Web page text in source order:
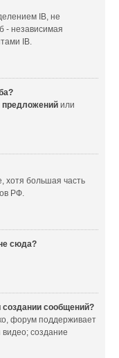
IB, не
- независимая
IB.
или
хотя большая часть
РФ.
сюда?
создании сообщений?
форум поддерживает
видео; создание